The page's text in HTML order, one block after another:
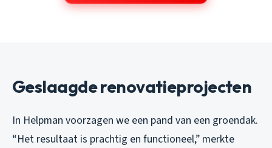
Geslaagde renovatieprojecten
In Helpman voorzagen we een pand van een groendak.
“Het resultaat is prachtig en functioneel,” merkte